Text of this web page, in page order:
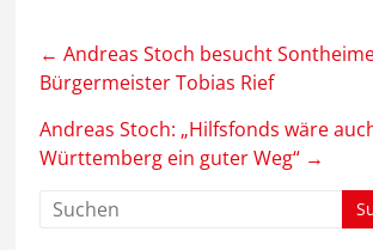
← Andreas Stoch besucht
Bürgermeister Tobias Rief
Andreas Stoch: „Hilfsfonds wäre
Württemberg ein guter Weg“ →